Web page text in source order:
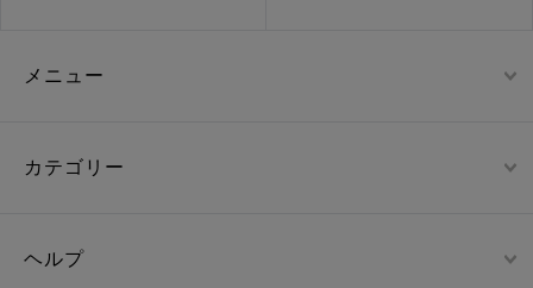
メニュー
カテゴリー
ヘルプ